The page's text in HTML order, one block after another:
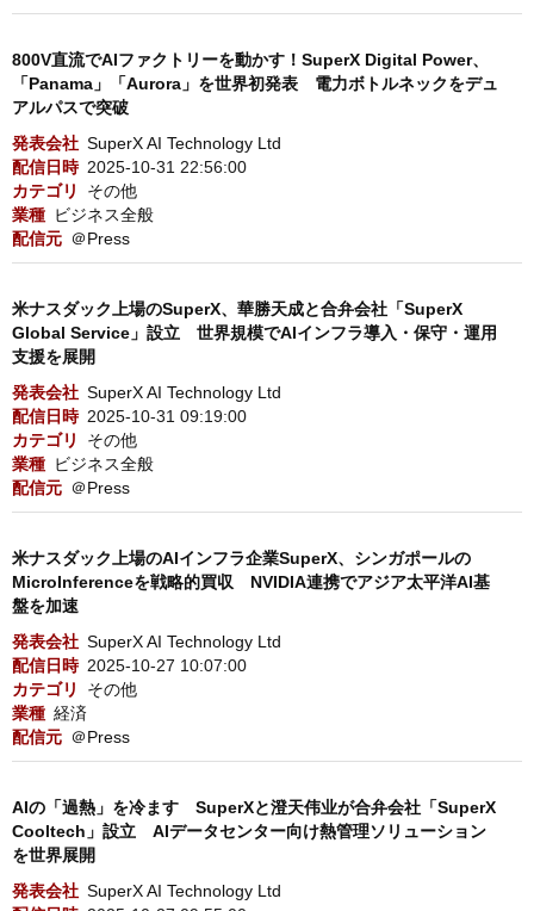
800V直流でAIファクトリーを動かす！SuperX Digital Power、
「Panama」「Aurora」を世界初発表 電力ボトルネックをデュ
アルパスで突破
発表会社 SuperX AI Technology Ltd
配信日時 2025-10-31 22:56:00
カテゴリ
その他
業種 ビジネス全般
配信元 ＠Press
米ナスダック上場のSuperX、華勝天成と合弁会社「SuperX
Global Service」設立 世界規模でAIインフラ導入・保守・運用
支援を展開
発表会社 SuperX AI Technology Ltd
配信日時 2025-10-31 09:19:00
カテゴリ
その他
業種 ビジネス全般
配信元 ＠Press
米ナスダック上場のAIインフラ企業SuperX、シンガポールの
MicroInferenceを戦略的買収 NVIDIA連携でアジア太平洋AI基
盤を加速
発表会社 SuperX AI Technology Ltd
配信日時 2025-10-27 10:07:00
カテゴリ
その他
業種 経済
配信元 ＠Press
AIの「過熱」を冷ます SuperXと澄天伟业が合弁会社「SuperX
Cooltech」設立 AIデータセンター向け熱管理ソリューション
を世界展開
発表会社 SuperX AI Technology Ltd